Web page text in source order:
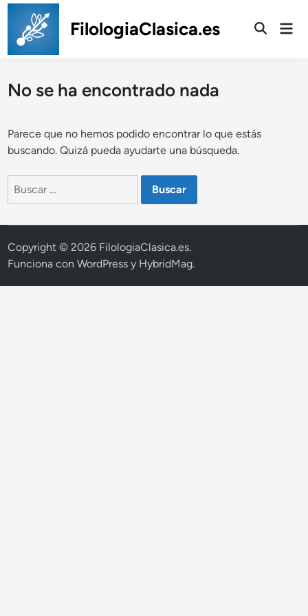
Saltar
contenido
FilologiaClasica.es
No se ha encontrado nada
Parece que no hemos podido encontrar lo que estás
buscando. Quizá pueda ayudarte una búsqueda.
Buscar:
Copyright © 2026 FilologiaClasica.es.
Funciona conWordPress y HybridMag.